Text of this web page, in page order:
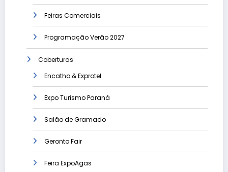
Feiras Comerciais
Programação Verão 2027
Coberturas
Encatho & Exprotel
Expo Turismo Paraná
Salão de Gramado
Geronto Fair
Feira ExpoAgas